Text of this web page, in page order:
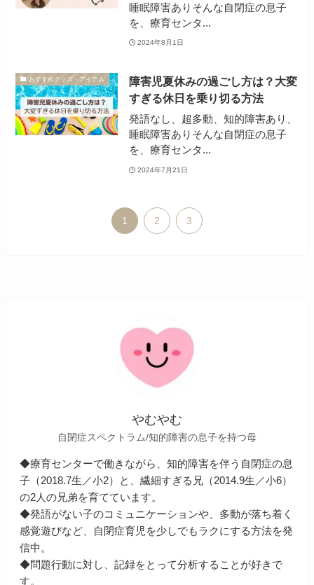
睡眠障害ありそんな自閉症の息子
を、療育センタ...
2024年8月1日
おすすめグッズ・アイテム
障害児夏休みの過ごし方は？大変
すぎる休日を乗り切る方法
発語なし、超多動、知的障害あり、
睡眠障害ありそんな自閉症の息子
を、療育センタ...
2024年7月21日
1 2 3
やむやむ
自閉症スペクトラム/知的障害の息子を持つ母
◆療育センターで働きながら、知的障害を伴う自閉症の息
子（2018.7生／小2）と、繊細すぎる兄（2014.9生／小6）
の2人の兄弟を育てています。
◆発語がない子のコミュニケーションや、多動が落ち着く
感覚遊びなど、自閉症育児を少しでもラクにする方法を発
信中。
◆問題行動に対し、記録をとって分析することが好きで
す。